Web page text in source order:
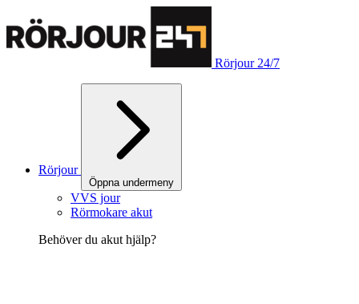
Rörjour 24/7
Rörjour
Öppna undermeny
VVS jour
Rörmokare akut
Behöver du akut hjälp?